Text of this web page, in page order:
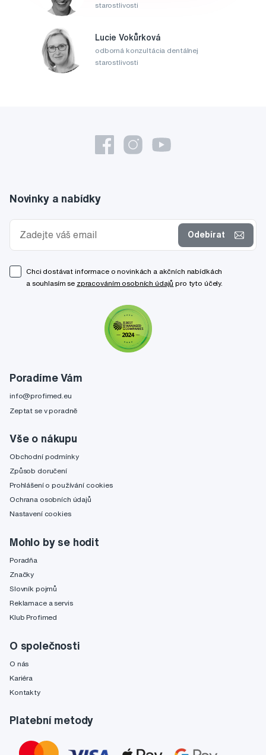
starostlivosti
Lucie Vokůrková
odborná konzultácia dentálnej
starostlivosti
Poradíme Vám
info@profimed.eu
Zeptat se v poradně
Vše o nákupu
Obchodní podmínky
Způsob doručení
Prohlášení o používání cookies
Ochrana osobních údajů
Nastavení cookies
Mohlo by se hodit
Poradňa
Značky
Slovník pojmů
Reklamace a servis
Klub Profimed
O společnosti
O nás
Kariéra
Kontakty
Platební metody
Novinky a nabídky
Odebírat
Chci dostávat informace o novinkách a akčních nabídkách
a souhlasím se zpracováním osobních údajů pro tyto účely.